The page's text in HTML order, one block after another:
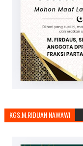
KGS.M.RIDUAN NAWAWI